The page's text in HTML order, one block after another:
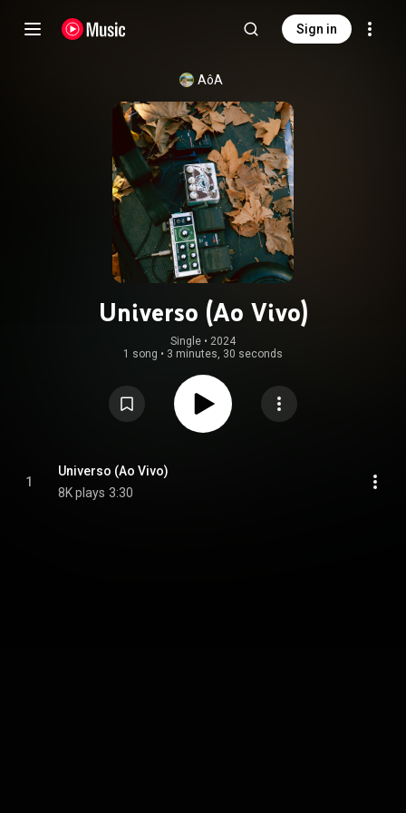
Sign in
AôA
Universo (Ao Vivo)
Single • 2024
1 song • 3 minutes, 30 seconds
1
Universo (Ao Vivo)
8K plays 3:30